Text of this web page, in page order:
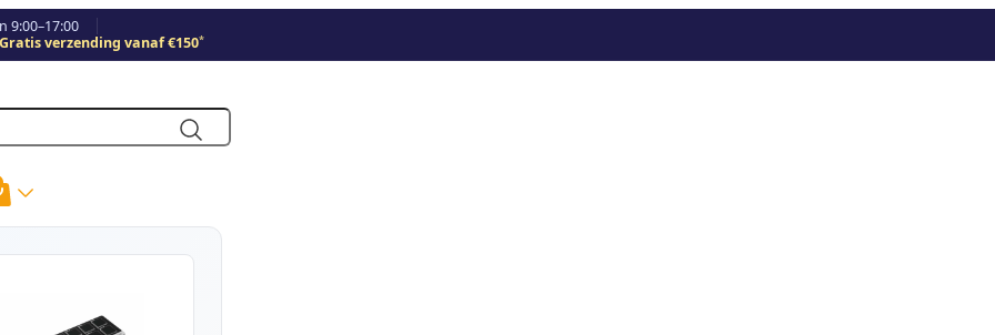
9:00–17:00
Gratis verzending vanaf €150*